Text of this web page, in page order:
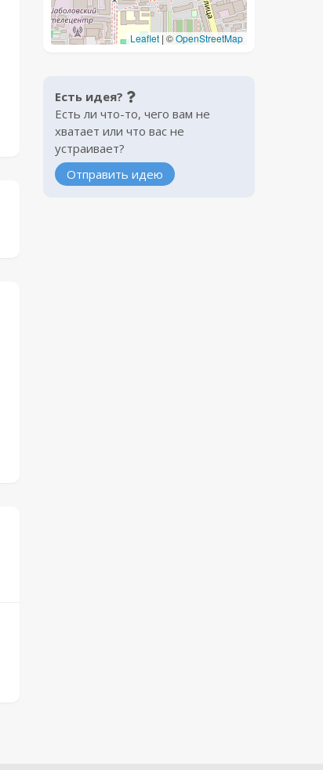
Leaflet | ©OpenStreetMap
Есть идея?
Есть ли что-то, чего вам не
хватает или что вас не
устраивает?
Отправить идею